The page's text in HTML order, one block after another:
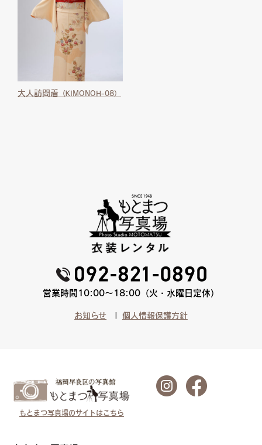
大人訪問着 （KIMONOH-08）
営業時間10:00〜18:00（火・水曜日定休）
お知らせ 個人情報保護方針
もとまつ写真場のサイトはこちら